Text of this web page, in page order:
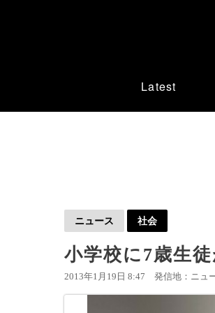
Latest
ニュース 社会
小学校に7歳生
2013年1月19日 8:47 発信地：ニュ